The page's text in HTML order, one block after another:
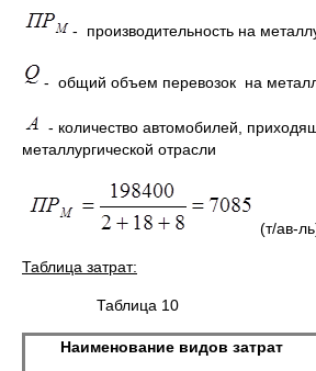
- производительность на
- общий объем перевозок на
- количество автомобилей,
металлургической отрасли
(т/ав-
Таблица затрат:
Таблица 10
Наименование видов затрат